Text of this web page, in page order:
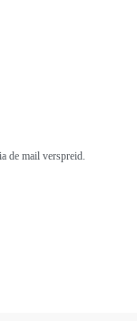
de mail verspreid.